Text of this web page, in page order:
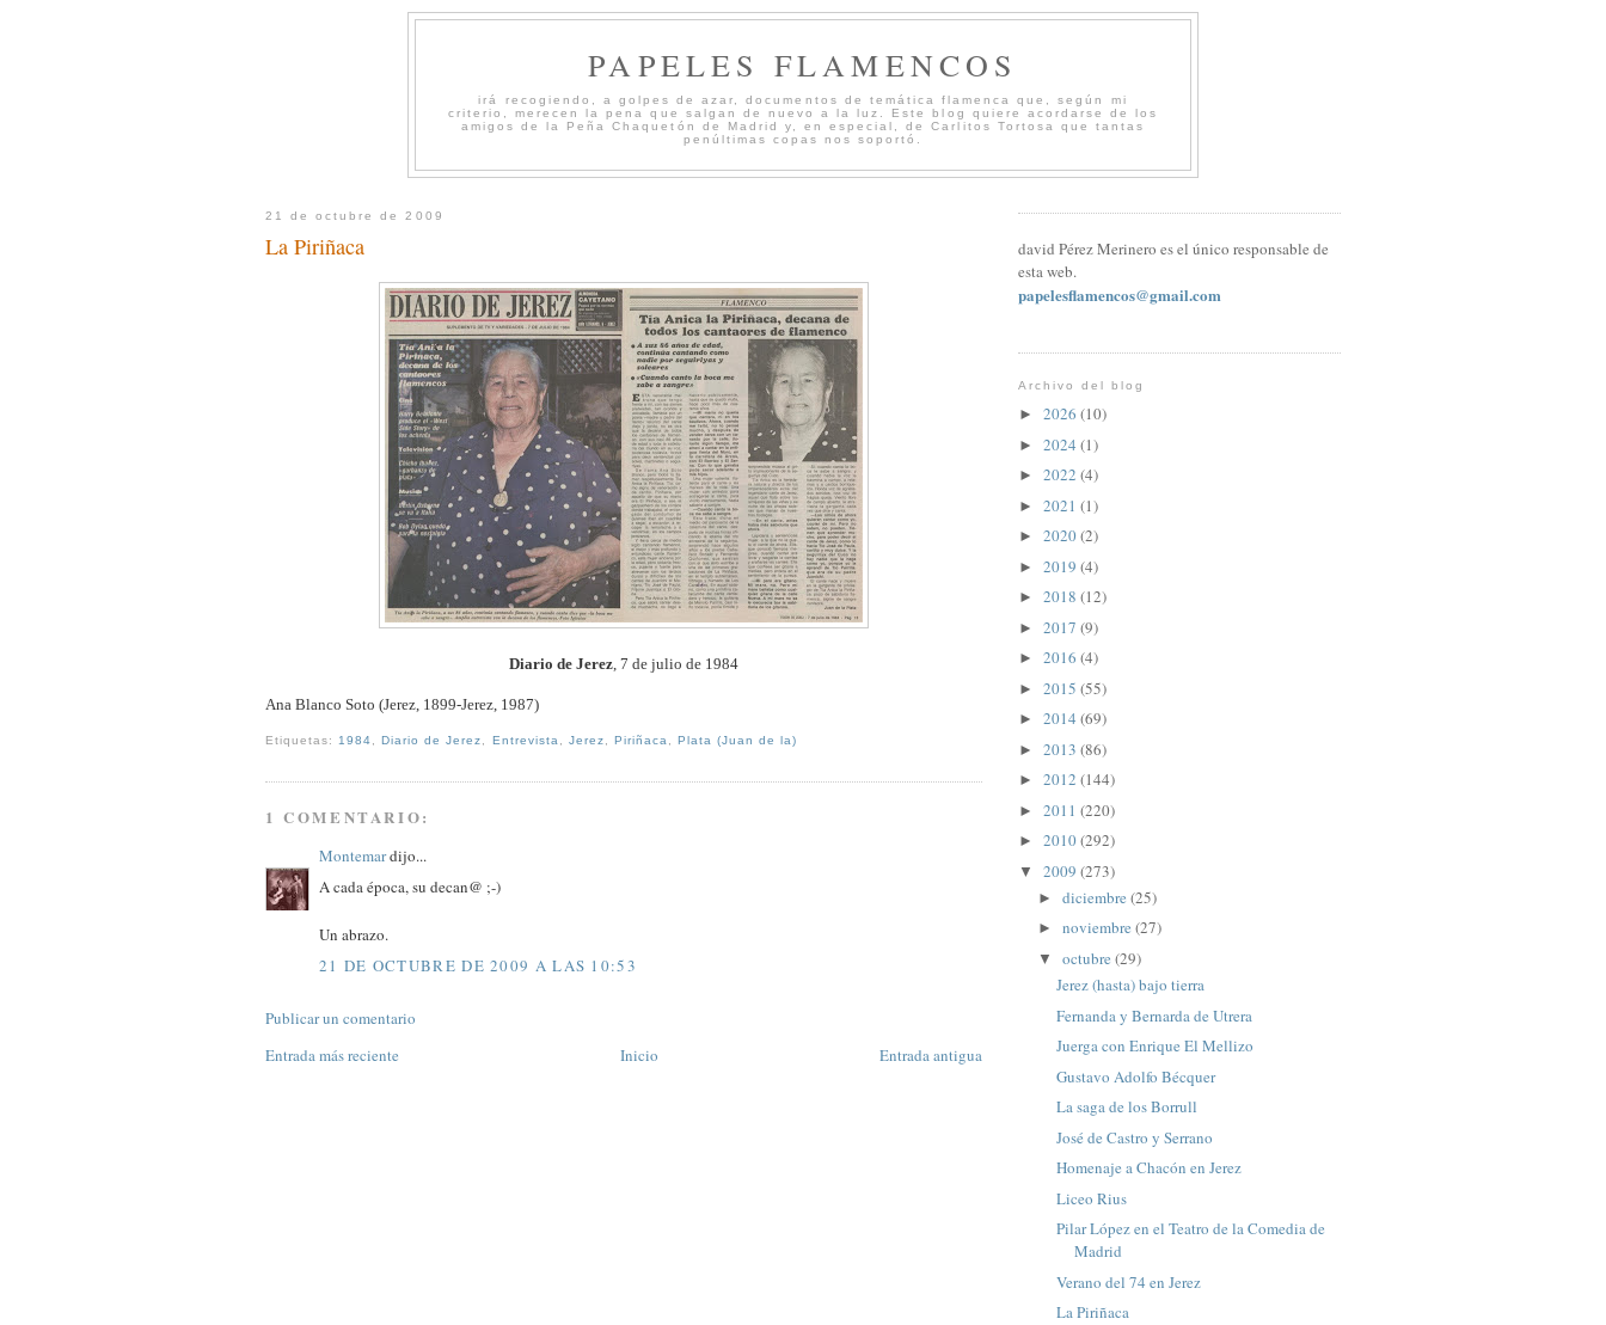
PAPELES FLAMENCOS
irá recogiendo, a golpes de azar, documentos de temática flamenca que, según mi
criterio, merecen la pena que salgan de nuevo a la luz. Este blog quiere acordarse de los
amigos de la Peña Chaquetón de Madrid y, en especial, de Carlitos Tortosa que tantas
penúltimas copas nos soportó.
21 de octubre de 2009
La Piriñaca
Diario de Jerez, 7 de julio de 1984
Ana Blanco Soto (Jerez, 1899-Jerez, 1987)
Etiquetas:1984,Diario de Jerez, Entrevista, Jerez, Piriñaca, Plata (Juan de la)
1 COMENTARIO:
Montemardijo...
A cada época, su decan@ ;-)
Un abrazo.
21 DE OCTUBRE DE 2009 A LAS 10:53
Publicar un comentario
Entrada más reciente
Entrada antigua
Inicio
david Pérez Merinero es el único responsable de
esta web.
papelesflamencos@gmail.com
Archivo del blog
► 2026 (10)
► 2024 (1)
► 2022 (4)
► 2021 (1)
► 2020(2)
► 2019 (4)
► 2018 (12)
► 2017 (9)
► 2016 (4)
► 2015 (55)
► 2014 (69)
► 2013 (86)
► 2012 (144)
► 2011 (220)
► 2010(292)
▼ 2009 (273)
► diciembre (25)
► noviembre (27)
▼ octubre (29)
Jerez (hasta) bajo tierra
Fernanda y Bernarda de Utrera
Juerga con Enrique El Mellizo
Gustavo Adolfo Bécquer
La saga de los Borrull
José de Castro y Serrano
Homenaje a Chacón en Jerez
Liceo Rius
Pilar López en el Teatro de la Comedia de
Madrid
Verano del 74 en Jerez
La Piriñaca